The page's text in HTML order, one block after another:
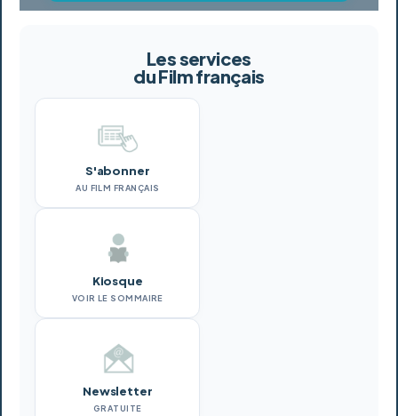
Les services
du Film français
S'abonner
AU FILM FRANÇAIS
Kiosque
VOIR LE SOMMAIRE
Newsletter
GRATUITE